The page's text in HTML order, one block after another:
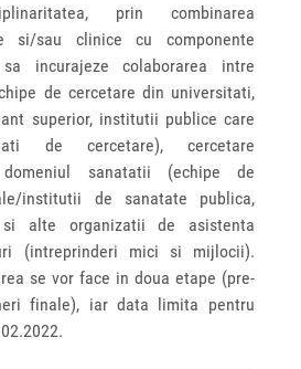
prin combinarea
si/sau clinice cu componente
incurajeze colaborarea intre
de cercetare din universitati,
superior, institutii publice care
de cercetare), cercetare
sanatatii (echipe de
institutii de sanatate publica,
alte organizatii de asistenta
(intreprinderi mici si mijlocii).
se vor face in doua etape (pre-
finale), iar data limita pentru